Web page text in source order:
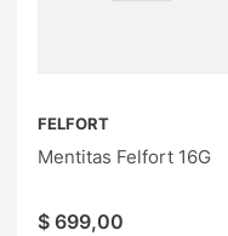
FELFORT
Mentitas Felfort 16G
$ 699,00